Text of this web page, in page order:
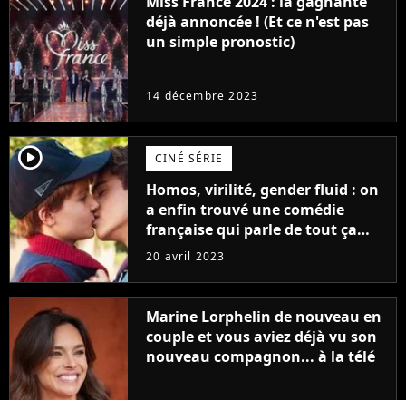
déjà annoncée ! (Et ce n'est pas
un simple pronostic)
14 décembre 2023
player2 CINÉ SÉRIE
Homos, virilité, gender fluid : on
a enfin trouvé une comédie
française qui parle de tout ça
sans être super ringarde
20 avril 2023
Marine Lorphelin de nouveau en
couple et vous aviez déjà vu son
nouveau compagnon... à la télé